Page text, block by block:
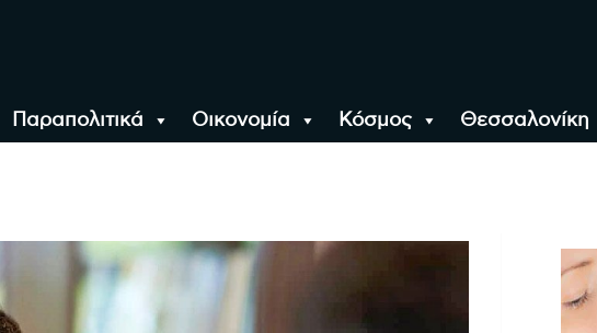
Παραπολιτικά Οικονομία Κόσμος Θεσσαλονίκη